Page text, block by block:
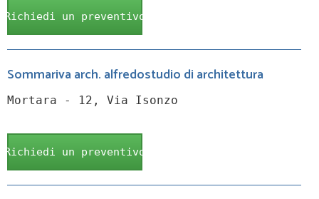
Richiedi un preventivo
Sommariva arch. alfredostudio di architettura
Mortara - 12, Via Isonzo
Richiedi un preventivo